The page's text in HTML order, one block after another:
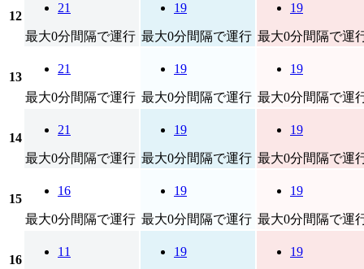
12
21
最大0分間隔で運行
19
最大0分間隔で運行
19
最大0分間隔で運
13
21
最大0分間隔で運行
19
最大0分間隔で運行
19
最大0分間隔で運
14
21
最大0分間隔で運行
19
最大0分間隔で運行
19
最大0分間隔で運
15
16
最大0分間隔で運行
19
最大0分間隔で運行
19
最大0分間隔で運
16
11 19 19